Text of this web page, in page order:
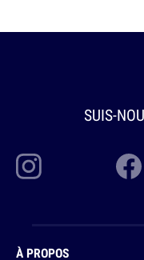
SUIS-
À PROPOS